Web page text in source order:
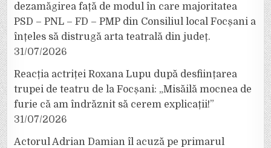
dezamăgirea față de modul în care majoritatea
PSD – PNL – FD – PMP din Consiliul local Focșani a
înțeles să distrugă arta teatrală din județ.
31/07/2026
Reacția actriței Roxana Lupu după desființarea
trupei de teatru de la Focșani: „Misăilă mocnea de
furie că am îndrăznit să cerem explicații!”
31/07/2026
Actorul Adrian Damian îl acuză pe primarul